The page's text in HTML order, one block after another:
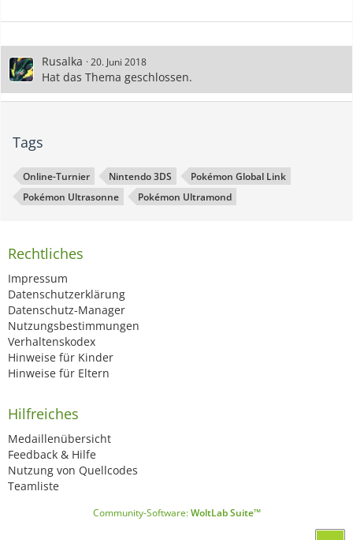
Rusalka 20. Juni 2018
Hat das Thema geschlossen.
Tags
Online-Turnier Nintendo 3DS
Pokémon Global Link
Pokémon Ultrasonne
Pokémon Ultramond
Rechtliches
Impressum
Datenschutzerklärung
Datenschutz-Manager
Nutzungsbestimmungen
Verhaltenskodex
Hinweise für Kinder
Hinweise für Eltern
Hilfreiches
Medaillenübersicht
Feedback & Hilfe
Nutzung von Quellcodes
Teamliste
Community-Software:WoltLab Suite™